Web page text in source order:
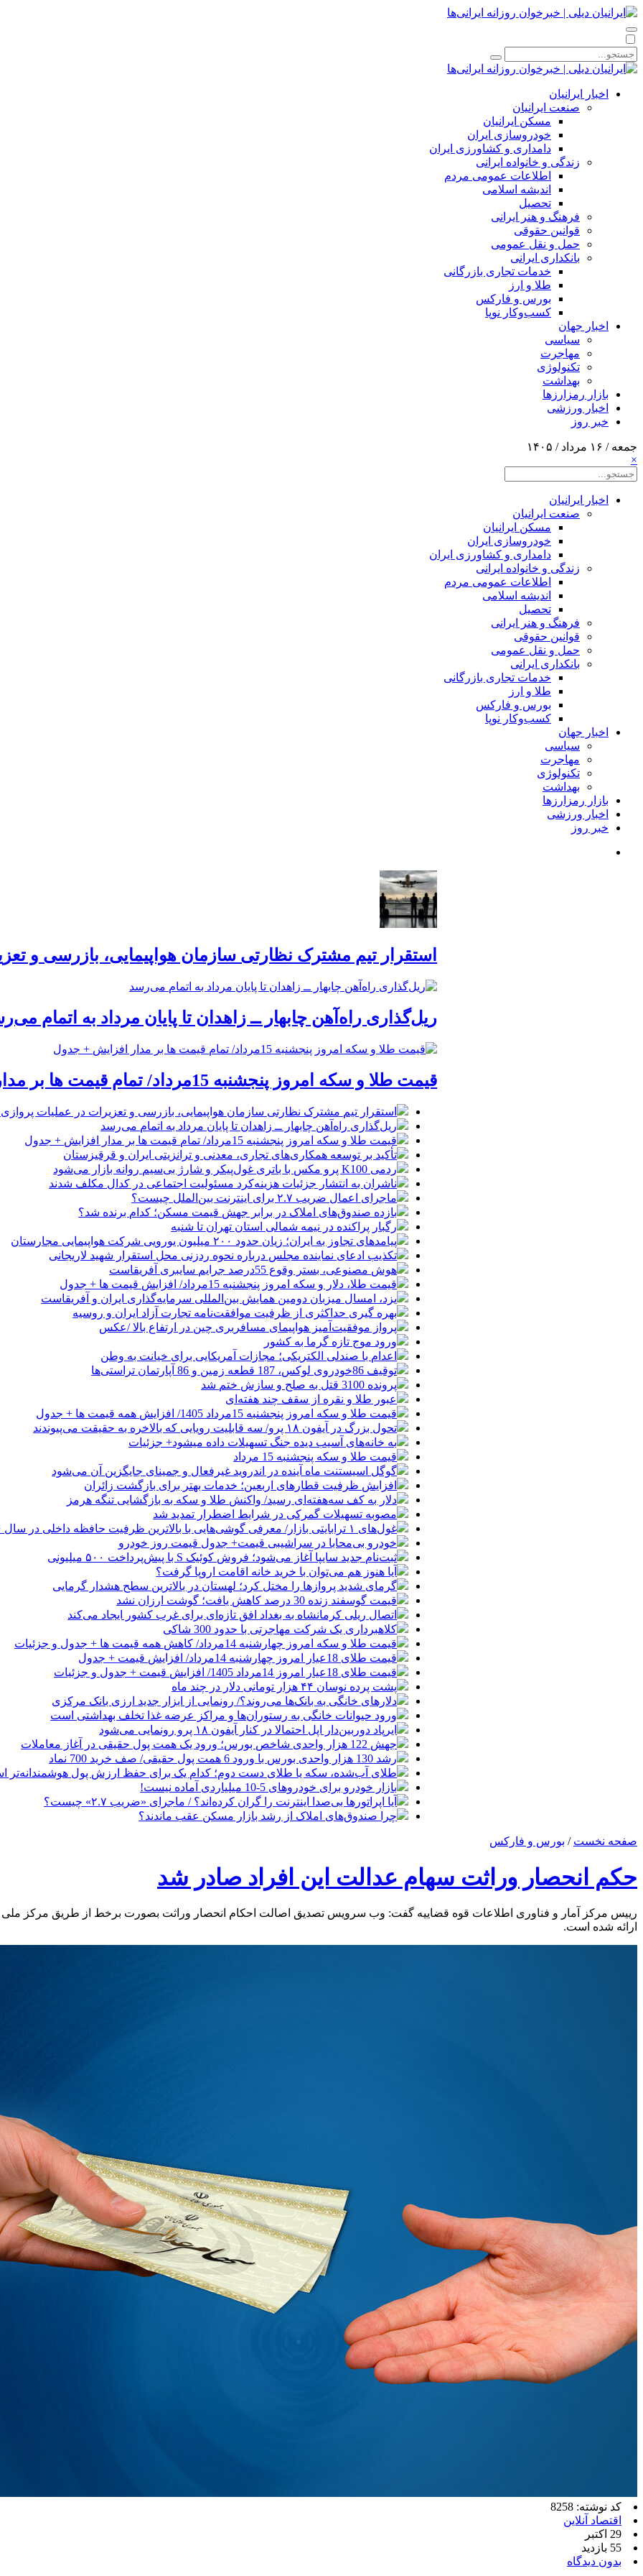
اخبار ایرانیان
صنعت ایرانیان
مسکن ایرانیان
خودروسازی ایران
دامداری و کشاورزی ایران
زندگی و خانواده ایرانی
اطلاعات عمومی مردم
اندیشه اسلامی
تحصیل
فرهنگ و هنر ایرانی
قوانین حقوقی
حمل و نقل عمومی
بانکداری ایرانی
خدمات تجاری بازرگانی
طلا و ارز
بورس و فارکس
کسب‌وکار نوپا
اخبار جهان
سیاسی
مهاجرت
تکنولوژی
بهداشت
بازار رمزارزها
اخبار ورزشی
خبر روز
جمعه / ۱۶ مرداد / ۱۴۰۵
×
اخبار ایرانیان
صنعت ایرانیان
مسکن ایرانیان
خودروسازی ایران
دامداری و کشاورزی ایران
زندگی و خانواده ایرانی
اطلاعات عمومی مردم
اندیشه اسلامی
تحصیل
فرهنگ و هنر ایرانی
قوانین حقوقی
حمل و نقل عمومی
بانکداری ایرانی
خدمات تجاری بازرگانی
طلا و ارز
بورس و فارکس
کسب‌وکار نوپا
اخبار جهان
سیاسی
مهاجرت
تکنولوژی
بهداشت
بازار رمزارزها
اخبار ورزشی
خبر روز
استقرار تیم مشترک نظارتی سازمان هواپیمایی، بازرسی و
ریل‌گذاری راه‌آهن چابهار ــ زاهدان تا پایان مرداد به اتمام
قیمت طلا و سکه امروز پنجشنبه 15مرداد/ تمام قیمت ها بر مدار افزایش + جدول
استقرار تیم مشترک نظارتی سازمان هواپیمایی، بازرسی و تعزیرات در عملیات پروازی
ریل‌گذاری راه‌آهن چابهار ــ زاهدان تا پایان مرداد به اتمام می‌رسد
قیمت طلا و سکه امروز پنجشنبه 15مرداد/ تمام قیمت ها بر مدار افزایش + جدول
تأکید بر توسعه همکاری‌های تجاری، معدنی و ترانزیتی ایران و قرقیزستان
ردمی K100 پرو مکس با باتری غول‌پیکر و شارژ بی‌سیم روانه بازار می‌شود
ناشران به انتشار جزئیات هزینه‌کرد مسئولیت اجتماعی در کدال مکلف شدند
ماجرای اعمال ضریب ۲.۷ برای اینترنت بین‌الملل چیست؟
بازده صندوق‌های املاک در برابر جهش قیمت مسکن؛ کدام برنده شد؟
رگبار پراکنده در نیمه شمالی استان تهران تا شنبه
پیامدهای تجاوز به ایران؛ زیان حدود ۲۰۰ میلیون یورویی شرکت هواپیمایی مجارستان
تکذیب ادعای نماینده مجلس درباره نحوه ردزنی محل استقرار شهید لاریجانی
هوش مصنوعی، بستر وقوع 55درصد جرایم سایبری آفریقاست
قیمت طلا، دلار و سکه امروز پنجشنبه 15مرداد/ افزایش قیمت ها + جدول
یزد، امسال میزبان دومین همایش بین‌المللی سرمایه‌گذاری ایران و آفریقاست
بهره گیری حداکثری از ظرفیت موافقت‌نامه تجارت آزاد ایران و روسیه
پرواز موفقیت‌آمیز هواپیمای مسافربری چین در ارتفاع بالا /عکس
ورود موج تازه گرما به کشور
اعدام با صندلی الکتریکی؛ مجازات آمریکایی برای خیانت به وطن
توقیف 86خودروی لوکس، 187 قطعه زمین و 86 آپارتمان تراستی‌ها
پرونده 3100 قتل به صلح و سازش ختم شد
عبور طلا و نقره از سقف چند هفته‌ای
قیمت طلا و سکه امروز پنجشنبه 15مرداد 1405/ افزایش همه قیمت ها + جدول
تحول بزرگ در آیفون ۱۸ پرو/ سه قابلیت رویایی که بالاخره به حقیقت می‌پیوندند
به خانه‌های آسیب دیده جنگ تسهیلات داده میشود+ جزئیات
قیمت طلا و سکه پنجشنبه 15 مرداد
گوگل اسیستنت ماه آینده در اندروید غیرفعال و جمینای جایگزین آن می‌شود
افزایش ظرفیت قطارهای اربعین؛ خدمات بهتر برای بازگشت زائران
دلار به کف سه‌هفته‌ای رسید/ واکنش طلا و سکه به بازگشایی تنگه هرمز
مصوبه تسهیلات گمرکی در شرایط اضطرار تمدید شد
غول‌های ۱ ترابایتی بازار/ معرفی گوشی‌هایی با بالاترین ظرفیت حافظه داخلی در سال ۲۰۲۶
خودرو بی‌محابا در سراشیبی قیمت+ جدول قیمت روز خودرو
ثبت‌نام جدید سایپا آغاز می‌شود؛ فروش کوئیک S با پیش‌پرداخت ۵۰۰ میلیونی
آیا هنوز هم می‌توان با خرید خانه اقامت اروپا گرفت؟
گرمای شدید پروازها را مختل کرد؛ لهستان در بالاترین سطح هشدار گرمایی
قیمت گوسفند زنده 30 درصد کاهش یافت؛ گوشت ارزان نشد
اتصال ریلی کرمانشاه به بغداد افق تازه‌ای برای غرب کشور ایجاد می‌کند
کلاهبرداری یک شرکت مهاجرتی با حدود 300 شاکی
قیمت طلا و سکه امروز چهارشنبه 14مرداد/ کاهش همه قیمت ها + جدول و جزئیات
قیمت طلای 18عیار امروز چهارشنبه 14مرداد/ افزایش قیمت + جدول
قیمت طلای 18عیار امروز 14مرداد 1405/ افزایش قیمت + جدول و جزئیات
پشت پرده نوسان ۴۴ هزار تومانی دلار در چند ماه
دلارهای خانگی به بانک‌ها می‌روند؟/ رونمایی از ابزار جدید ارزی بانک مرکزی
ورود حیوانات خانگی به رستوران‌ها و مراکز عرضه غذا تخلف بهداشتی است
ایرپاد دوربین‌دار اپل احتمالا در کنار آیفون ۱۸ پرو رونمایی می‌شود
جهش 122 هزار واحدی شاخص بورس؛ ورود یک همت پول حقیقی در آغاز معاملات
رشد 130 هزار واحدی بورس با ورود 6 همت پول حقیقی/ صف خرید 700 نماد
طلای آب‌شده، سکه یا طلای دست دوم؛ کدام یک برای حفظ ارزش پول هوشمندانه‌تر
بازار خودرو برای خودروهای 5-10 میلیاردی آماده نیست!
آیا اپراتورها بی‌صدا اینترنت را گران کرده‌اند؟ / ماجرای «ضریب ۲.۷» چیست؟
چرا صندوق‌های املاک از رشد بازار مسکن عقب ماندند؟
صفحه نخست / بورس و فارکس
حکم انحصار وراثت سهام عدالت این افراد صادر شد
رییس مرکز آمار و فناوری اطلاعات قوه قضاییه گفت: وب سرویس تصدیق اصالت احکام انحصار وراثت بصورت برخط از طریق مرکز
ارائه شده است.
کد نوشته: 8258
اقتصاد آنلاین
29 اکتبر
55 بازدید
بدون دیدگاه